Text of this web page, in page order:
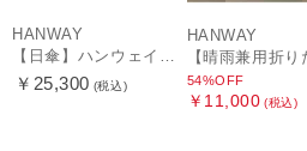
HANWAY
【日傘】ハンウェイ (HANWAY) Pシエスタ 白ラミネート ナチュラルカラー 長傘 オールウェザー 遮光 竹手元 晴雨兼用 UV 日本製
￥25,300 (税込)
HANWAY
54%OFF
￥11,000 (税込)